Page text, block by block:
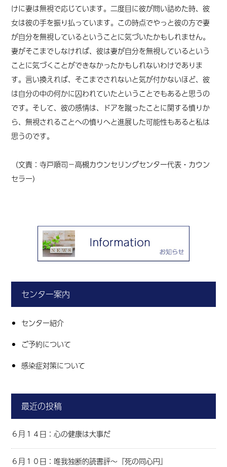
けに妻は無視で応じています。二度目に彼が問い詰めた時、彼
女は彼の手を振り払っています。この時点でやっと彼の方で妻
が自分を無視しているということに気づいたかもしれません。
妻がそこまでしなければ、彼は妻が自分を無視しているという
ことに気づくことができなかったかもしれないわけでありま
す。言い換えれば、そこまでされないと気が付かないほど、彼
は自分の中の何かに囚われていたということでもあると思うの
です。そして、彼の感情は、ドアを蹴ったことに関する憤りか
ら、無視されることへの憤りへと進展した可能性もあると私は
思うのです。
（文責：寺戸順司－高槻カウンセリングセンター代表・カウン
セラー）
センター案内
センター紹介
ご予約について
感染症対策について
最近の投稿
６月１４日：心の健康は大事だ
６月１０日：唯我独断的読書評～『死の同心円』